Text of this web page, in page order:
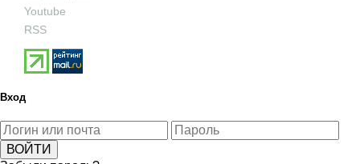
Youtube
RSS
Вход